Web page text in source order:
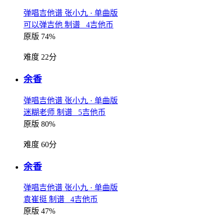
弹唱吉他谱 张小九 · 单曲版
可以弹吉他 制谱 4吉他币
原版 74%
难度 22分
余香
弹唱吉他谱 张小九 · 单曲版
迷糊老师 制谱 5吉他币
原版 80%
难度 60分
余香
弹唱吉他谱 张小九 · 单曲版
袁崔挺 制谱 4吉他币
原版 47%